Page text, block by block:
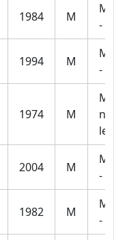
1984 M
-
1994 M
-
1974 M
let
2004 M
-
1982 M
-